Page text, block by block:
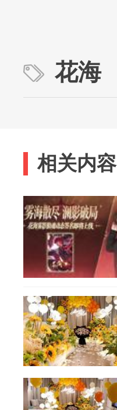
花海
相关内容